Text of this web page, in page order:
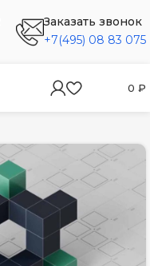
Заказать звонок
+7(495) 08 83 075
0 ₽